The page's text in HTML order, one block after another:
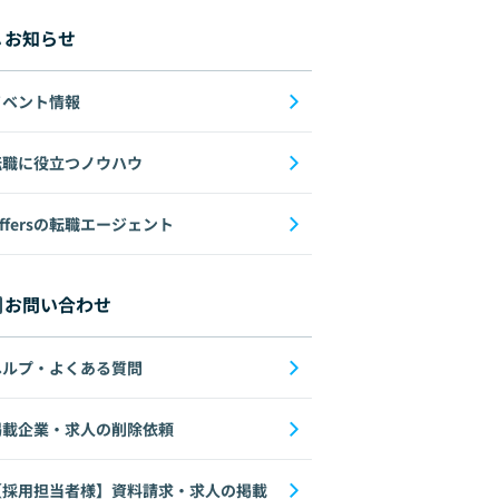
お知らせ
ント情報
に役立つノウハウ
の転職エージェント
お問い合わせ
プ・よくある質問
企業・求人の削除依頼
用担当者様】資料請求・求人の掲載